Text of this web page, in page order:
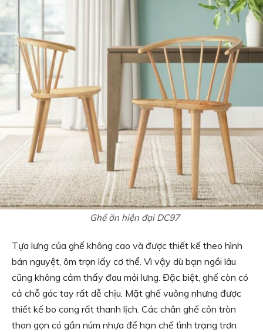
Ghế ăn hiện đại DC97
Tựa lưng của ghế không cao và được thiết kế theo hình
bán nguyệt, ôm trọn lấy cơ thể. Vì vậy dù bạn ngồi lâu
cũng không cảm thấy đau mỏi lưng. Đặc biệt, ghế còn có
cả chỗ gác tay rất dễ chịu. Mặt ghế vuông nhưng được
thiết kế bo cong rất thanh lịch. Các chân ghế côn tròn
thon gọn có gắn núm nhựa để hạn chế tình trạng trơn